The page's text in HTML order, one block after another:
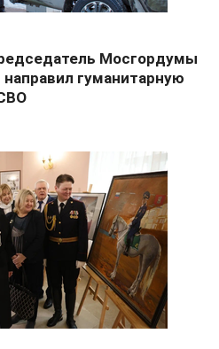
Мосгордумы
гуманитарную